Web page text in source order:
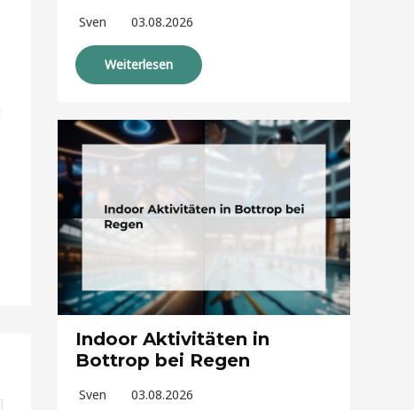
Sven 03.08.2026
Weiterlesen
Indoor Aktivitäten in
Bottrop bei Regen
Sven 03.08.2026